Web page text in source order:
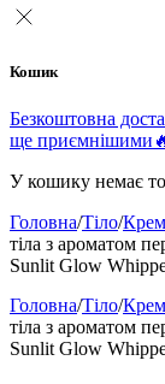
Кошик
Безкоштовна
ще
У кошику немає
Головна/Тіло/
тіла з ароматом
Sunlit Glow
Головна/Тіло/
тіла з ароматом
Sunlit Glow